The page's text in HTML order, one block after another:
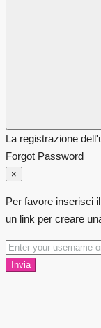
La registrazione
Forgot Password
×
Per favore inserisci
un link per creare
Invia